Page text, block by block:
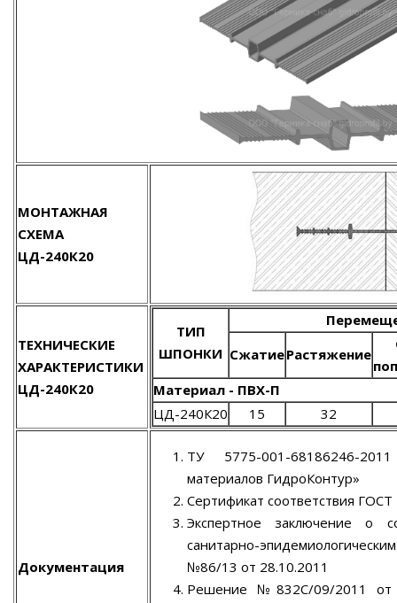
МОНТАЖНАЯ
СХЕМА
ЦД-240К20
ТЕХНИЧЕСКИЕ
ХАРАКТЕРИСТИКИ
ЦД-240К20
ТИП
ШПОНКИ СжатиеРастяжение
Материал - ПВХ-П
ЦД-240К20
15 32
Документация
ТУ 5775-001-68186246-
материалов ГидроКонтур»
Сертификат соответствия
Экспертное заключение о
санитарно-
№86/13 от 28.10.2011
Решение №832С/09/2011 от